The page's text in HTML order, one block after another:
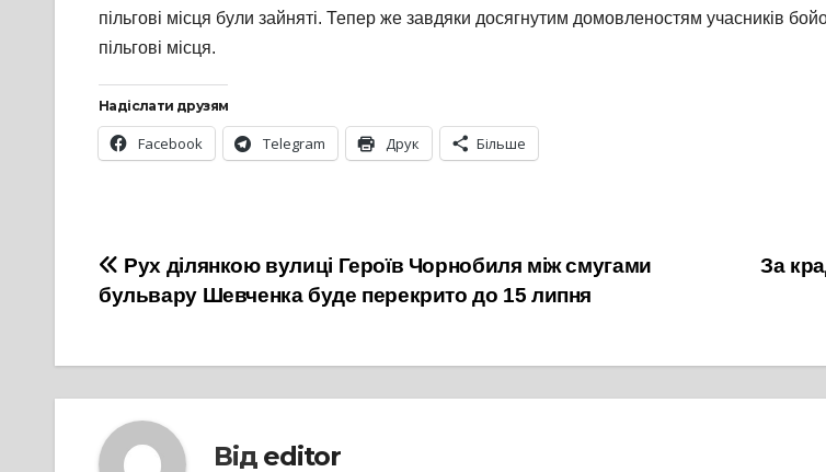
пільгові місця були зайняті. Тепер же завдяки досягнутим домовленостям учасників
пільгові місця.
Надіслати друзям
Facebook Telegram Друк Більше
Навігація
записів
За
Рух ділянкою вулиці Героїв Чорнобиля між смугами
бульвару Шевченка буде перекрито до 15 липня
Від editor